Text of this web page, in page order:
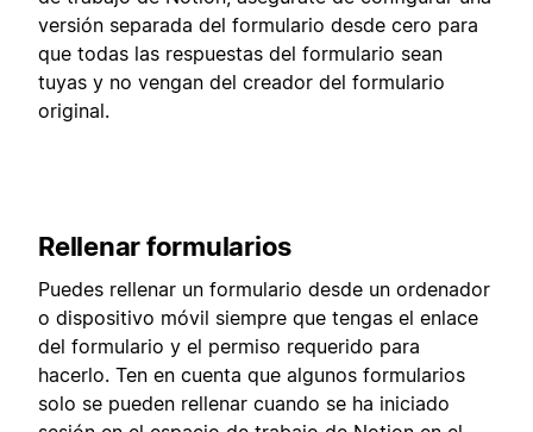
versión separada del formulario desde cero para
que todas las respuestas del formulario sean
tuyas y no vengan del creador del formulario
original.
Rellenar formularios
Puedes rellenar un formulario desde un ordenador
o dispositivo móvil siempre que tengas el enlace
del formulario y el permiso requerido para
hacerlo. Ten en cuenta que algunos formularios
solo se pueden rellenar cuando se ha iniciado